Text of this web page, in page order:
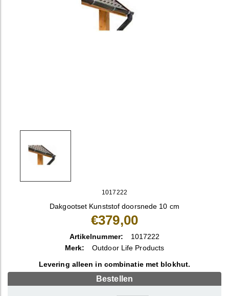
1017222
Dakgootset Kunststof doorsnede 10 cm
€379,00
Artikelnummer:
1017222
Merk:
Outdoor Life Products
Levering alleen in combinatie met blokhut.
Bestellen